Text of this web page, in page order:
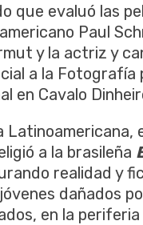
que evaluó las
Paul
y la actriz y
a la
en Cavalo
a la brasileña
realidad y
dañados
en la periferia